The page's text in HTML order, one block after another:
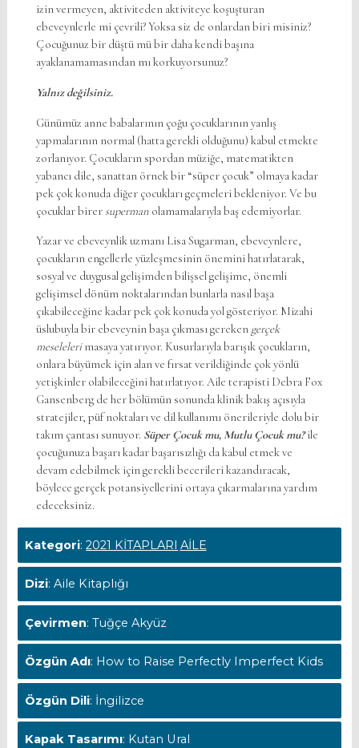
izin vermeyen, aktiviteden aktiviteye koşuşturan
ebeveynlerle mi çevrili? Yoksa siz de onlardan biri misiniz?
Çocuğunuz bir düştü mü bir daha kendi başına
ayaklanamamasından mı korkuyorsunuz?
Yalnız değilsiniz.
Günümüz anne babalarının çoğu çocuklarının yanlış
yapmalarının normal (hatta gerekli olduğunu) kabul etmekte
zorlanıyor. Çocukların spordan müziğe, matematikten
yabancı dile, sanattan örnek bir “süper çocuk” olmaya kadar
pek çok konuda diğer çocukları geçmeleri bekleniyor. Ve bu
çocuklar birer supermanolamamalarıyla baş edemiyorlar.
Yazar ve ebeveynlik uzmanı Lisa Sugarman, ebeveynlere,
çocukların engellerle yüzleşmesinin önemini hatırlatarak,
sosyal ve duygusal gelişimden bilişsel gelişime, önemli
gelişimsel dönüm noktalarından bunlarla nasıl başa
çıkabileceğine kadar pek çok konuda yol gösteriyor. Mizahi
üslubuyla bir ebeveynin başa çıkması gereken gerçek
meselelerimasaya yatırıyor. Kusurlarıyla barışık çocukların,
onlara büyümek için alan ve fırsat verildiğinde çok yönlü
yetişkinler olabileceğini hatırlatıyor. Aile terapisti Debra Fox
Gansenberg de her bölümün sonunda klinik bakış açısıyla
stratejiler, püf noktaları ve dil kullanımı önerileriyle dolu bir
takım çantası sunuyor. Süper Çocuk mu, Mutlu Çocuk mu?ile
çocuğunuza başarı kadar başarısızlığı da kabul etmek ve
devam edebilmek için gerekli becerileri kazandıracak,
böylece gerçek potansiyellerini ortaya çıkarmalarına yardım
edeceksiniz.
Kategori:2021 KİTAPLARI AİLE
Dizi: Aile Kitaplığı
Çevirmen: Tuğçe Akyüz
Özgün Adı: How to Raise Perfectly Imperfect Kids
Özgün Dili: İngilizce
Kapak Tasarımı: Kutan Ural